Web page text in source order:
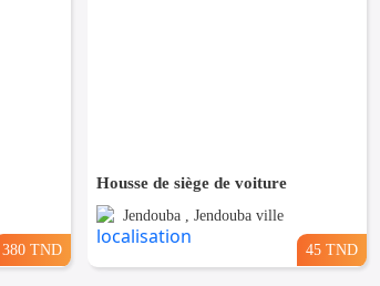
380 TND
Housse de siège de voiture
Jendouba , Jendouba ville
45 TND